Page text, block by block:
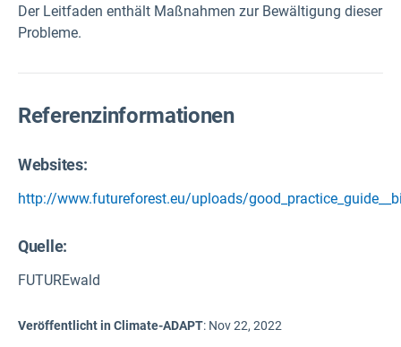
Der Leitfaden enthält Maßnahmen zur Bewältigung dieser
Probleme.
Referenzinformationen
Websites:
http://www.futureforest.eu/uploads/
Quelle:
FUTUREwald
Veröffentlicht in Climate-ADAPT: Nov 22, 2022